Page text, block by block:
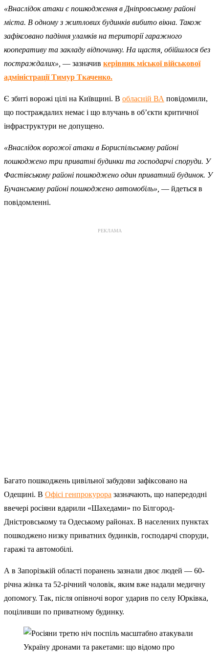
«Внаслідок атаки є пошкодження в Дніпровському районі
міста. В одному з житлових будинків вибито вікна. Також
зафіксовано падіння уламків на території гаражного
кооперативу та закладу відпочинку. На щастя, обійшлося без
постраждалих», — зазначив керівник міської військової
адміністрації Тимур Ткаченко.
Є збиті ворожі цілі на Київщині. В обласній ВА повідомили,
що постраждалих немає і що влучань в об’єкти критичної
інфраструктури не допущено.
«Внаслідок ворожої атаки в Бориспільському районі
пошкоджено три приватні будинки та господарчі споруди. У
Фастівському районі пошкоджено один приватний будинок. У
Бучанському районі пошкоджено автомобіль», — йдеться в
повідомленні.
РЕКЛАМА
Багато пошкоджень цивільної забудови зафіксовано на
Одещині. В Офісі генпрокурора зазначають, що напередодні
ввечері росіяни вдарили «Шахедами» по Білгород-
Дністровському та Одеському районах. В населених пунктах
пошкоджено низку приватних будинків, господарчі споруди,
гаражі та автомобілі.
А в Запорізькій області поранень зазнали двоє людей — 60-
річна жінка та 52-річний чоловік, яким вже надали медичну
допомогу. Так, після опівночі ворог ударив по селу Юрківка,
поціливши по приватному будинку.